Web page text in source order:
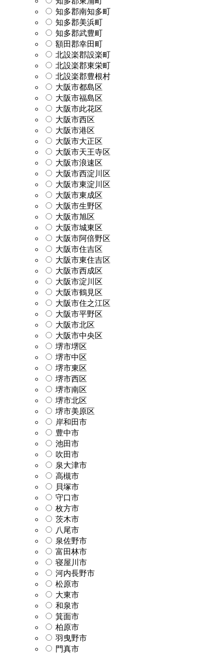
知多郡南知多町
知多郡美浜町
知多郡武豊町
額田郡幸田町
北設楽郡設楽町
北設楽郡東栄町
北設楽郡豊根村
大阪市都島区
大阪市福島区
大阪市此花区
大阪市西区
大阪市港区
大阪市大正区
大阪市天王寺区
大阪市浪速区
大阪市西淀川区
大阪市東淀川区
大阪市東成区
大阪市生野区
大阪市旭区
大阪市城東区
大阪市阿倍野区
大阪市住吉区
大阪市東住吉区
大阪市西成区
大阪市淀川区
大阪市鶴見区
大阪市住之江区
大阪市平野区
大阪市北区
大阪市中央区
堺市堺区
堺市中区
堺市東区
堺市西区
堺市南区
堺市北区
堺市美原区
岸和田市
豊中市
池田市
吹田市
泉大津市
高槻市
貝塚市
守口市
枚方市
茨木市
八尾市
泉佐野市
富田林市
寝屋川市
河内長野市
松原市
大東市
和泉市
箕面市
柏原市
羽曳野市
門真市